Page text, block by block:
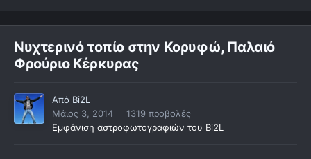
Νυχτερινό τοπίο στην Κορυφώ, Παλαιό
Φρούριο Κέρκυρας
Από Bi2L
Μάιος 3, 2014
1319 προβολές
Εμφάνιση αστροφωτογραφιών του Bi2L